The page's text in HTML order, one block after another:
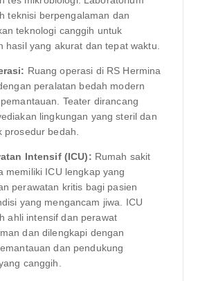
teknisi berpengalaman dan
teknologi canggih untuk
hasil yang akurat dan tepat waktu.
Ruang operasi di RS Hermina
peralatan bedah modern
Teater dirancang
lingkungan yang steril dan
prosedur bedah.
Intensif (ICU): Rumah sakit
memiliki ICU lengkap yang
perawatan kritis bagi pasien
yang mengancam jiwa. ICU
ahli intensif dan perawat
dan dilengkapi dengan
dan pendukung
canggih.